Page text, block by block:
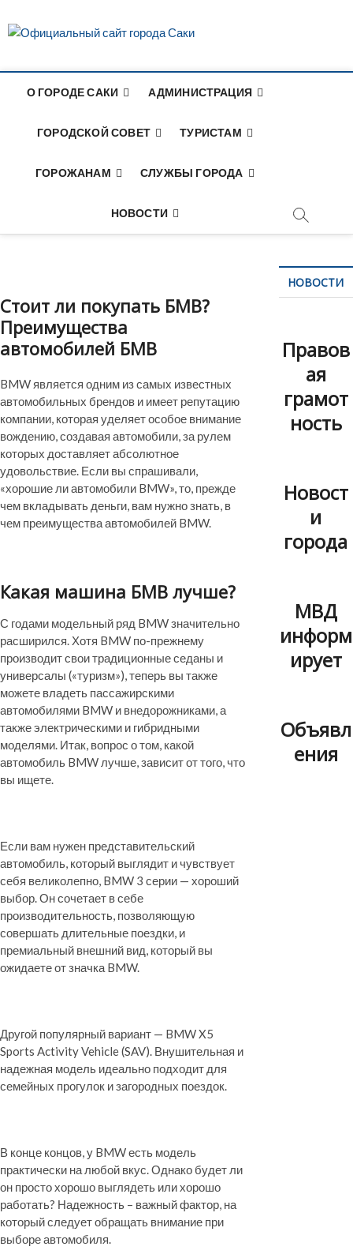
сайт
Саки
О ГОРОДЕ САКИ АДМИНИСТРАЦИЯ
ГОРОДСКОЙ СОВЕТ ТУРИСТАМ
ГОРОЖАНАМ СЛУЖБЫ ГОРОДА
НОВОСТИ
Стоит ли покупать БМВ?
Преимущества
автомобилей БМВ
BMW является одним из самых известных
автомобильных брендов и имеет репутацию
компании, которая уделяет особое внимание
вождению, создавая автомобили, за рулем
которых доставляет абсолютное
удовольствие. Если вы спрашивали,
«хорошие ли автомобили BMW», то, прежде
чем вкладывать деньги, вам нужно знать, в
чем преимущества автомобилей BMW.
Какая машина БМВ лучше?
С годами модельный ряд BMW значительно
расширился. Хотя BMW по-прежнему
производит свои традиционные седаны и
универсалы («туризм»), теперь вы также
можете владеть пассажирскими
автомобилями BMW и внедорожниками, а
также электрическими и гибридными
моделями. Итак, вопрос о том, какой
автомобиль BMW лучше, зависит от того, что
вы ищете.
Если вам нужен представительский
автомобиль, который выглядит и чувствует
себя великолепно, BMW 3 серии — хороший
выбор. Он сочетает в себе
производительность, позволяющую
совершать длительные поездки, и
премиальный внешний вид, который вы
ожидаете от значка BMW.
Другой популярный вариант — BMW X5
Sports Activity Vehicle (SAV). Внушительная и
надежная модель идеально подходит для
семейных прогулок и загородных поездок.
В конце концов, у BMW есть модель
практически на любой вкус. Однако будет ли
он просто хорошо выглядеть или хорошо
работать? Надежность – важный фактор, на
который следует обращать внимание при
выборе автомобиля.
НОВОСТИ
Правов
ая
грамот
ность
Новост
и
города
МВД
информ
ирует
Объявл
ения